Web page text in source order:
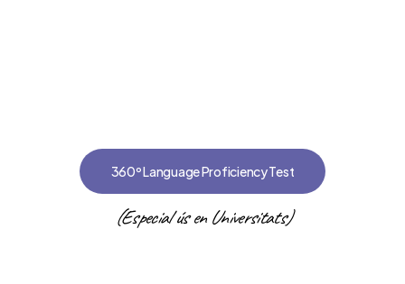
360º Language Proficiency Test
(Especial ús en Universitats)